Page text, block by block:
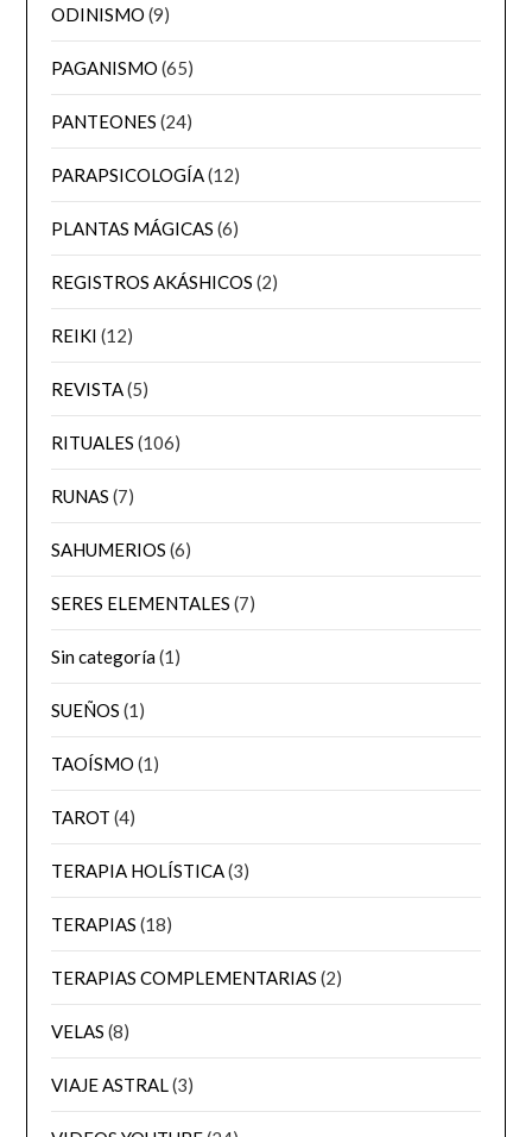
ODINISMO (9)
PAGANISMO (65)
PANTEONES (24)
PARAPSICOLOGÍA(12)
PLANTAS MÁGICAS (6)
REGISTROS AKÁSHICOS (2)
REIKI (12)
REVISTA(5)
RITUALES (106)
RUNAS (7)
SAHUMERIOS (6)
SERES ELEMENTALES (7)
Sin categoría(1)
SUEÑOS (1)
TAOÍSMO (1)
TAROT (4)
TERAPIA HOLÍSTICA(3)
TERAPIAS (18)
TERAPIAS COMPLEMENTARIAS (2)
VELAS (8)
VIAJE ASTRAL(3)